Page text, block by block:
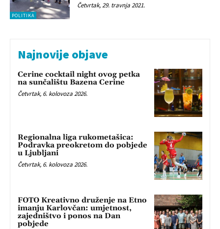
POLITIKA
Četvrtak, 29. travnja 2021.
Najnovije objave
Cerine cocktail night ovog petka
na sunčalištu Bazena Cerine
Četvrtak, 6. kolovoza 2026.
Regionalna liga rukometašica:
Podravka preokretom do pobjede
u Ljubljani
Četvrtak, 6. kolovoza 2026.
FOTO Kreativno druženje na Etno
imanju Karlovčan: umjetnost,
zajedništvo i ponos na Dan
pobjede